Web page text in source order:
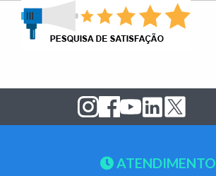
ATENDIMENTO